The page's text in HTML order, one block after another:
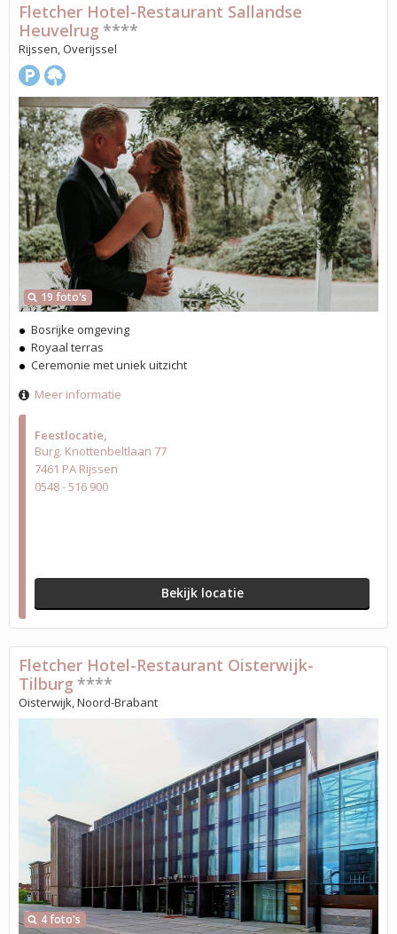
Feestlocatie
Burg. Knottenbeltlaan 77
7461 PA Rijssen
0548 - 516 900
Bekijk locatie
19 foto's
Fletcher Hotel-Restaurant Sallandse
Heuvelrug ****
Rijssen, Overijssel
Bosrijke omgeving
Royaal terras
Ceremonie met uniek uitzicht
Meer informatie
4 foto's
Fletcher Hotel-Restaurant Oisterwijk-
Tilburg ****
Oisterwijk, Noord-Brabant